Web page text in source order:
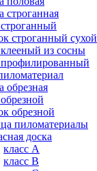
строганная
строганный сухой
из сосны
обрезная
обрезной
пиломатериалы
доска
класс А
класс B